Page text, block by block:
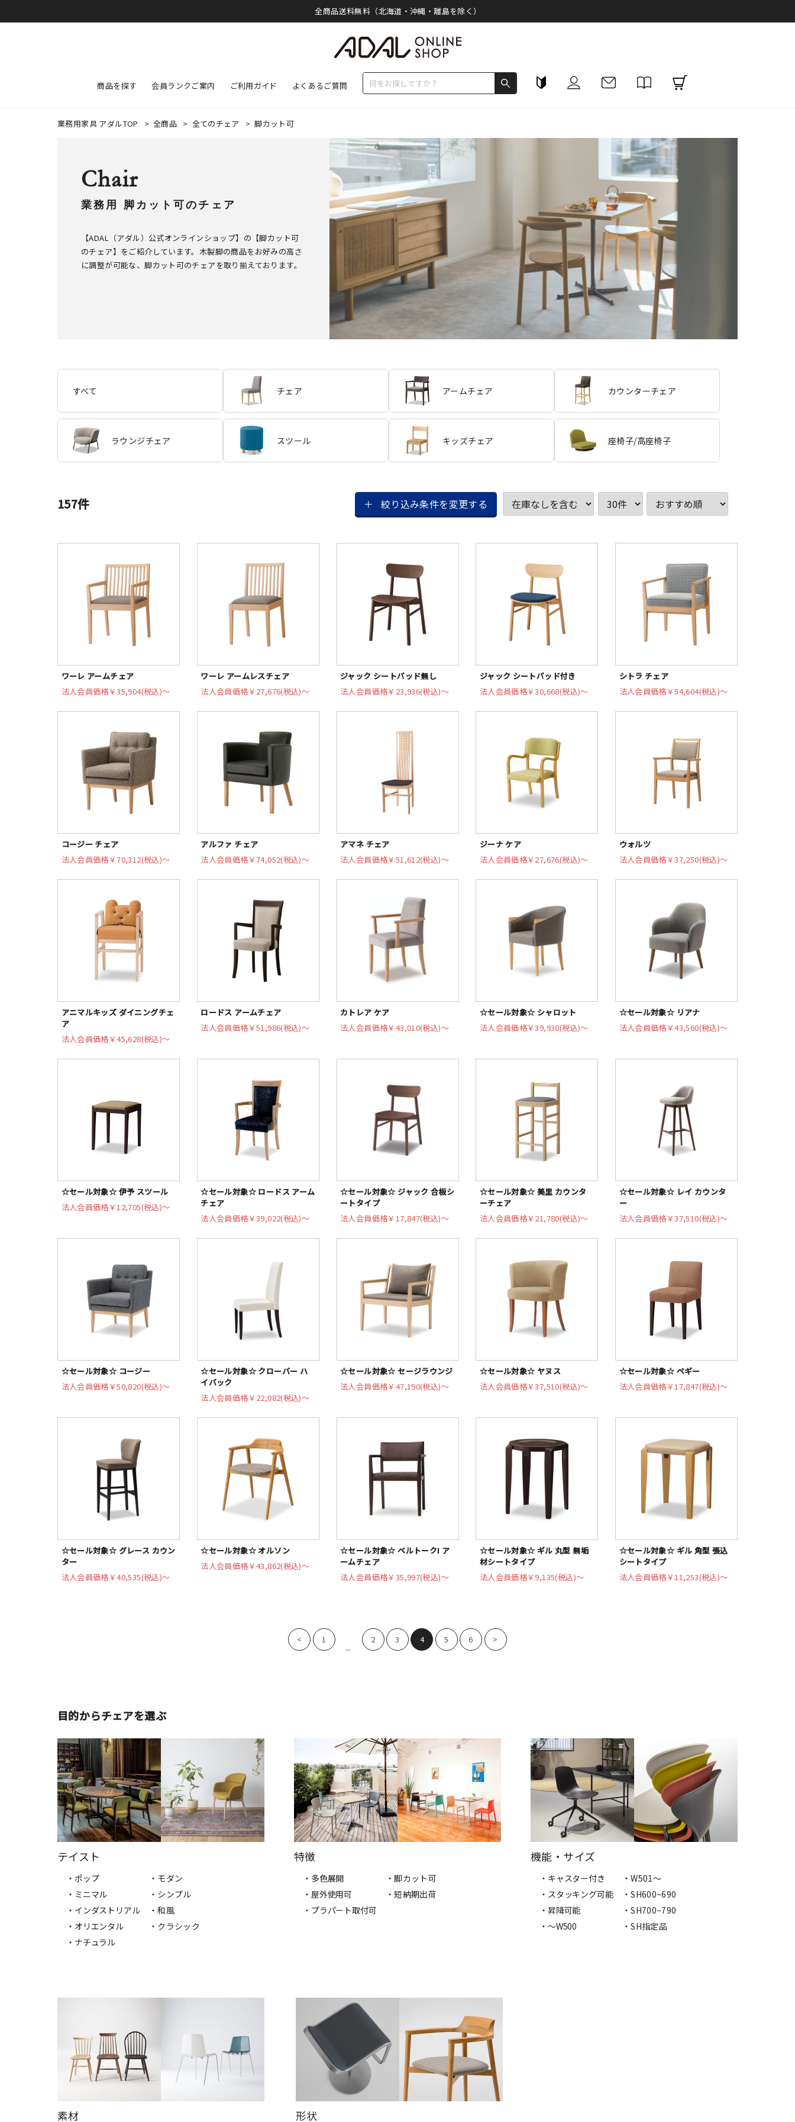
全商品送料無料（北海道・沖縄・離島を除く）
商品を探す 会員ランクご案内 ご利用ガイド よくあるご質問
業務用家具 アダルTOP >全商品 > 全てのチェア >脚カット可
Chair
業務用 脚カット可のチェア
【ADAL（アダル）公式オンラインショップ】の【脚カット可
のチェア】をご紹介しています。木製脚の商品をお好みの高さ
に調整が可能な、脚カット可のチェアを取り揃えております。
すべて チェア アームチェア カウンターチェア
ラウンジチェア スツール キッズチェア 座椅子/高座椅子
157件 絞り込み条件を変更する
ワーレ アームチェア
法人会員価格￥35,904(税込)〜
ワーレ アームレスチェア
法人会員価格￥27,676(税込)〜
ジャック シートパッド無し
法人会員価格￥23,936(税込)〜
ジャック シートパッド付き
法人会員価格￥30,668(税込)〜
シトラ チェア
法人会員価格￥54,604(税込)〜
コージー チェア
法人会員価格￥70,312(税込)〜
アルファ チェア
法人会員価格￥74,052(税込)〜
アマネ チェア
法人会員価格￥51,612(税込)〜
ジーナ ケア
法人会員価格￥27,676(税込)〜
ウォルツ
法人会員価格￥37,250(税込)〜
アニマルキッズ ダイニングチェ
ア
法人会員価格￥45,628(税込)〜
ロードス アームチェア
法人会員価格￥51,986(税込)〜
カトレア ケア
法人会員価格￥43,010(税込)〜
☆セール対象☆ シャロット
法人会員価格￥39,930(税込)〜
☆セール対象☆ リアナ
法人会員価格￥43,560(税込)〜
☆セール対象☆ 伊予 スツール
法人会員価格￥12,705(税込)〜
☆セール対象☆ ロードス アーム
チェア
法人会員価格￥39,022(税込)〜
☆セール対象☆ ジャック 合板シ
ートタイプ
法人会員価格￥17,847(税込)〜
☆セール対象☆ 美里 カウンタ
ーチェア
法人会員価格￥21,780(税込)〜
☆セール対象☆ レイ カウンタ
ー
法人会員価格￥37,510(税込)〜
☆セール対象☆ コージー
法人会員価格￥50,820(税込)〜
☆セール対象☆ クローバー ハ
イバック
法人会員価格￥22,082(税込)〜
☆セール対象☆ セージラウンジ
法人会員価格￥47,190(税込)〜
☆セール対象☆ ヤヌス
法人会員価格￥37,510(税込)〜
☆セール対象☆ ペギー
法人会員価格￥17,847(税込)〜
☆セール対象☆ グレース カウン
ター
法人会員価格￥40,535(税込)〜
☆セール対象☆ オルソン
法人会員価格￥43,862(税込)〜
☆セール対象☆ ベルトークI ア
ームチェア
法人会員価格￥35,997(税込)〜
☆セール対象☆ ギル 丸型 無垢
材シートタイプ
法人会員価格￥9,135(税込)〜
☆セール対象☆ ギル 角型 張込
シートタイプ
法人会員価格￥11,253(税込)〜
< 1
...
2 3 4 5 6 >
目的からチェアを選ぶ
テイスト
・ポップ
・ミニマル
・インダストリアル
・オリエンタル
・ナチュラル
・モダン
・シンプル
・和風
・クラシック
特徴
・多色展開
・屋外使用可
・プラパート取付可
・脚カット可
・短納期出荷
機能・サイズ
・キャスター付き
・スタッキング可能
・昇降可能
・〜W500
・W501〜
・SH600~690
・SH700~790
・SH指定品
素材 形状